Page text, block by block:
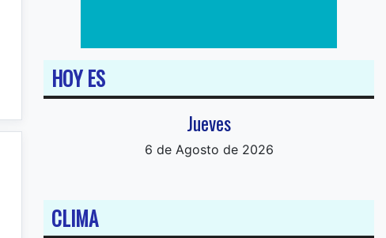
HOY ES
Jueves
6 de Agosto de 2026
CLIMA